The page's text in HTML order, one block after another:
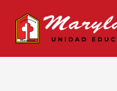
contenido